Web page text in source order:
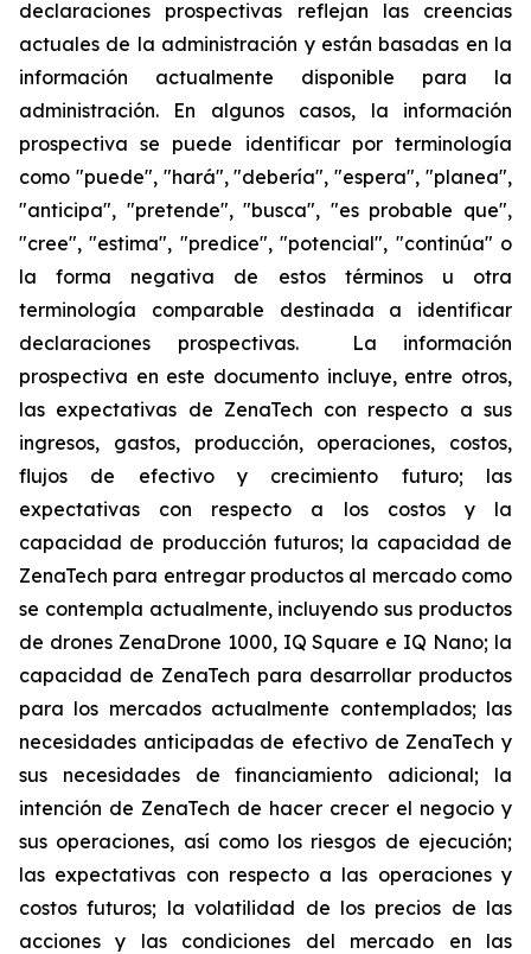
declaraciones prospectivas reflejan las creencias
actuales de la administración y están basadas en la
información actualmente disponible para la
administración. En algunos casos, la información
prospectiva se puede identificar por terminología
como "puede", "hará", "debería", "espera", "planea",
"anticipa", "pretende", "busca", "es probable que",
"cree", "estima", "predice", "potencial", "continúa" o
la forma negativa de estos términos u otra
terminología comparable destinada a identificar
declaraciones prospectivas. La información
prospectiva en este documento incluye, entre otros,
las expectativas de ZenaTech con respecto a sus
ingresos, gastos, producción, operaciones, costos,
flujos de efectivo y crecimiento futuro; las
expectativas con respecto a los costos y la
capacidad de producción futuros; la capacidad de
ZenaTech para entregar productos al mercado como
se contempla actualmente, incluyendo sus productos
de drones ZenaDrone 1000, IQ Square e IQ Nano; la
capacidad de ZenaTech para desarrollar productos
para los mercados actualmente contemplados; las
necesidades anticipadas de efectivo de ZenaTech y
sus necesidades de financiamiento adicional; la
intención de ZenaTech de hacer crecer el negocio y
sus operaciones, así como los riesgos de ejecución;
las expectativas con respecto a las operaciones y
costos futuros; la volatilidad de los precios de las
acciones y las condiciones del mercado en las